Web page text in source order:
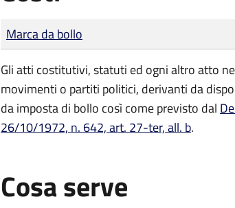
Tipo di pagamento
Importo
Marca da bollo
Gli atti costitutivi, statuti ed ogni altro atto
movimenti o partiti politici, derivanti da
da imposta di bollo così come previsto dal
26/10/1972, n. 642, art. 27-ter, all. b.
Cosa serve